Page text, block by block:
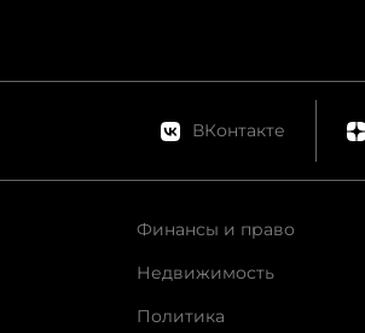
ВКонтакте
Финансы и право
Недвижимость
Политика